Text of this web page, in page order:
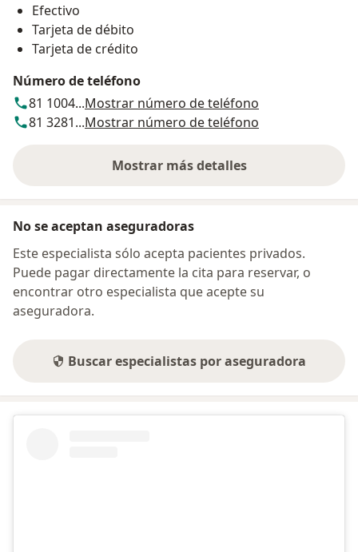
Efectivo
Tarjeta de débito
Tarjeta de crédito
Número de teléfono
81 1004...Mostrar número de teléfono
81 3281...Mostrar número de teléfono
Mostrar más detalles
sobre la dirección
No se aceptan aseguradoras
Este especialista sólo acepta pacientes privados.
Puede pagar directamente la cita para reservar, o
encontrar otro especialista que acepte su
aseguradora.
Buscar especialistas por aseguradora